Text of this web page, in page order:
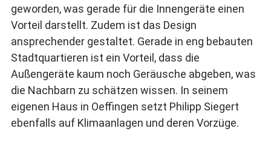
geworden, was gerade für die Innengeräte einen
Vorteil darstellt. Zudem ist das Design
ansprechender gestaltet. Gerade in eng bebauten
Stadtquartieren ist ein Vorteil, dass die
Außengeräte kaum noch Geräusche abgeben, was
die Nachbarn zu schätzen wissen. In seinem
eigenen Haus in Oeffingen setzt Philipp Siegert
ebenfalls auf Klimaanlagen und deren Vorzüge.